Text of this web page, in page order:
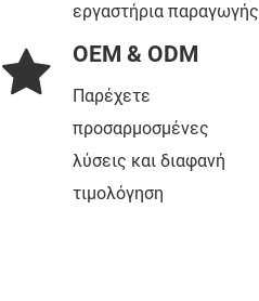
εργαστήρια παραγωγής
OEM & ODM
Παρέχετε
προσαρμοσμένες
λύσεις και διαφανή
τιμολόγηση